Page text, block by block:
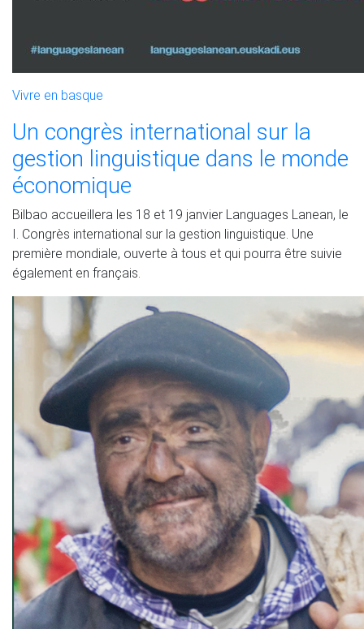
Vivre en basque
Un congrès international sur la
gestion linguistique dans le monde
économique
Bilbao accueillera les 18 et 19 janvier Languages Lanean, le
I. Congrès international sur la gestion linguistique. Une
première mondiale, ouverte à tous et qui pourra être suivie
également en français.